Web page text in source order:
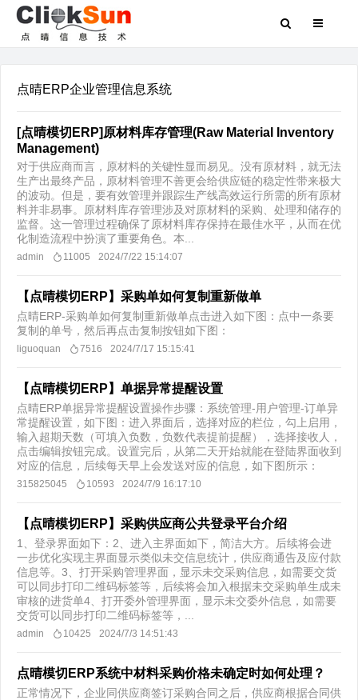
点晴ERP企业管理信息系统
[点晴模切ERP]原材料库存管理(Raw Material Inventory
Management)
对于供应商而言，原材料的关键性显而易见。没有原材料，就无法
生产出最终产品，原材料管理不善更会给供应链的稳定性带来极大
的波动。但是，要有效管理并跟踪生产线高效运行所需的所有原材
料并非易事。原材料库存管理涉及对原材料的采购、处理和储存的
监督。这一管理过程确保了原材料库存保持在最佳水平，从而在优
化制造流程中扮演了重要角色。本...
admin 11005 2024/7/22 15:14:07
【点晴模切ERP】采购单如何复制重新做单
点晴ERP-采购单如何复制重新做单点击进入如下图：点中一条要
复制的单号，然后再点击复制按钮如下图：
liguoquan 7516 2024/7/17 15:15:41
【点晴模切ERP】单据异常提醒设置
点晴ERP单据异常提醒设置操作步骤：系统管理-用户管理-订单异
常提醒设置，如下图：进入界面后，选择对应的栏位，勾上启用，
输入超期天数（可填入负数，负数代表提前提醒），选择接收人，
点击编辑按钮完成。设置完后，从第二天开始就能在登陆界面收到
对应的信息，后续每天早上会发送对应的信息，如下图所示：
315825045 10593 2024/7/9 16:17:10
【点晴模切ERP】采购供应商公共登录平台介绍
1、登录界面如下：2、进入主界面如下，简洁大方。后续将会进
一步优化实现主界面显示类似未交信息统计，供应商通告及应付款
信息等。3、打开采购管理界面，显示未交采购信息，如需要交货
可以同步打印二维码标签等，后续将会加入根据未交采购单生成未
审核的进货单4、打开委外管理界面，显示未交委外信息，如需要
交货可以同步打印二维码标签等，...
admin 10425 2024/7/3 14:51:43
点晴模切ERP系统中材料采购价格未确定时如何处理？
正常情况下，企业同供应商签订采购合同之后，供应商根据合同供